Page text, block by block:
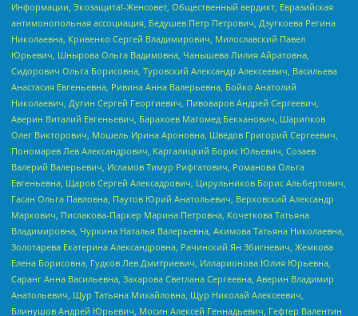
Информации, Экозащита!-Женсовет, Общественный вердикт, Евразийская
антимонопольная ассоциация, Бедушев Петр Петрович, Дзугкоева Регина
Николаевна, Кривенко Сергей Владимирович, Милославский Павел
Юрьевич, Шнырова Ольга Вадимовна, Чанышева Лилия Айратовна,
Сидорович Ольга Борисовна, Туровский Александр Алексеевич, Васильева
Анастасия Евгеньевна, Ривина Анна Валерьевна, Бойко Анатолий
Николаевич, Дугин Сергей Георгиевич, Пивоваров Андрей Сергеевич,
Аверин Виталий Евгеньевич, Барахоев Магомед Бекханович, Шарипков
Олег Викторович, Мошель Ирина Ароновна, Шведов Григорий Сергеевич,
Пономарев Лев Александрович, Каргалицкий Борис Юльевич, Созаев
Валерий Валерьевич, Исламов Тимур Рифгатович, Романова Ольга
Евгеньевна, Щаров Сергей Алексадрович, Цирульников Борис Альбертович,
Гасан Ольга Павловна, Паутов Юрий Анатольевич, Верховский Александр
Маркович, Пислакова-Паркер Марина Петровна, Кочеткова Татьяна
Владимировна, Чуркина Наталья Валерьевна, Акимова Татьяна Николаевна,
Золотарева Екатерина Александровна, Рачинский Ян Збигневич, Жемкова
Елена Борисовна, Гудков Лев Дмитриевич, Илларионова Юлия Юрьевна,
Саранг Анна Васильевна, Захарова Светлана Сергеевна, Аверин Владимир
Анатольевич, Щур Татьяна Михайловна, Щур Николай Алексеевич,
Блинушов Андрей Юрьевич, Мосин Алексей Геннадьевич, Гефтер Валентин